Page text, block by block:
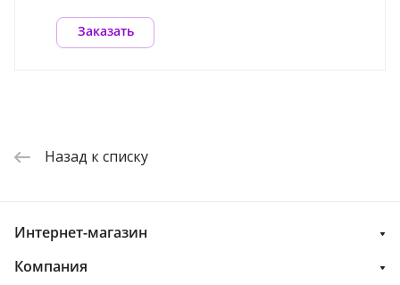
Заказать
Назад к списку
Интернет-магазин
Компания